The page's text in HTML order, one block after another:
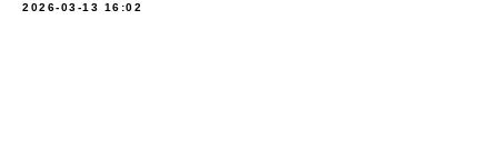
2026-03-13 16:02